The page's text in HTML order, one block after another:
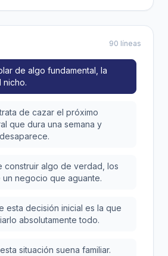
90 líneas
de algo fundamental, la
nicho.
de cazar el próximo
que dura una semana y
construir algo de verdad, los
un negocio que aguante.
esta decisión inicial es la que
absolutamente todo.
situación suena familiar.